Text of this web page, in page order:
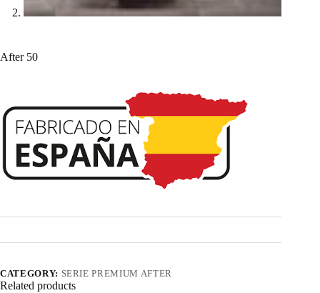
After 50
CATEGORY: SERIE PREMIUM AFTER
Related products